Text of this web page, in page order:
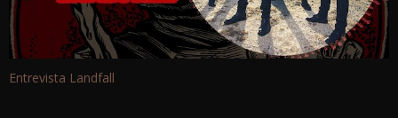
Entrevista Landfall